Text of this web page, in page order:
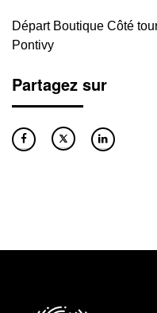
Départ Boutique Côté
Pontivy
Partagez sur